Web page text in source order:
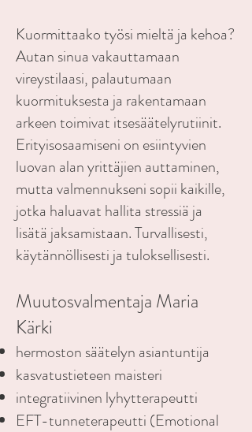
Kuormittaako työsi mieltä ja kehoa?
Autan sinua vakauttamaan
vireystilaasi, palautumaan
kuormituksesta ja rakentamaan
arkeen toimivat itsesäätelyrutiinit.
Erityisosaamiseni on esiintyvien
luovan alan yrittäjien auttaminen,
mutta valmennukseni sopii kaikille,
jotka haluavat hallita stressiä ja
lisätä jaksamistaan. Turvallisesti,
käytännöllisesti ja tuloksellisesti.
Muutosvalmentaja Maria
Kärki
hermoston säätelyn asiantuntija
kasvatustieteen maisteri
integratiivinen lyhytterapeutti
EFT-tunneterapeutti (Emotional